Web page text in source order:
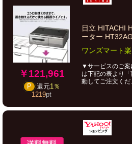
￥121,961
P 還元1％
1219pt
日立 HITACHI
ーター
ワンズマート
▼サービスのご案
は下記の表より
動してご注文くだ